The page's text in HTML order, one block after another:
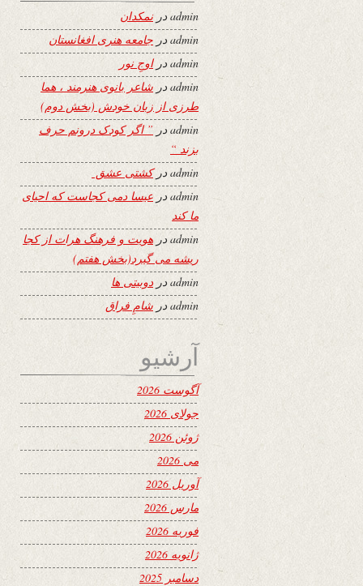
adminدرنمکدان
adminدر جامعه هنری افغانستان
adminدراوجِ نور
adminدر شاعر بانوی هنرمند ، هما
طرزی از زبان خودش (بخش دوم)
adminدر ” اگر کودک درونم حرف
بزند “
adminدرکشتی عشق
adminدر عیسا دمی کجاست که احیای
ما کند
adminدر هویت و فرهنگ هرات از کجا
ریشه می گیرد(بخش هفتم)
adminدردوبیتی ها
admin در شامِ فراق
آرشیو
آگوست 2026
جولای 2026
ژوئن 2026
می 2026
آوریل 2026
مارس 2026
فوریه 2026
ژانویه 2026
دسامبر 2025